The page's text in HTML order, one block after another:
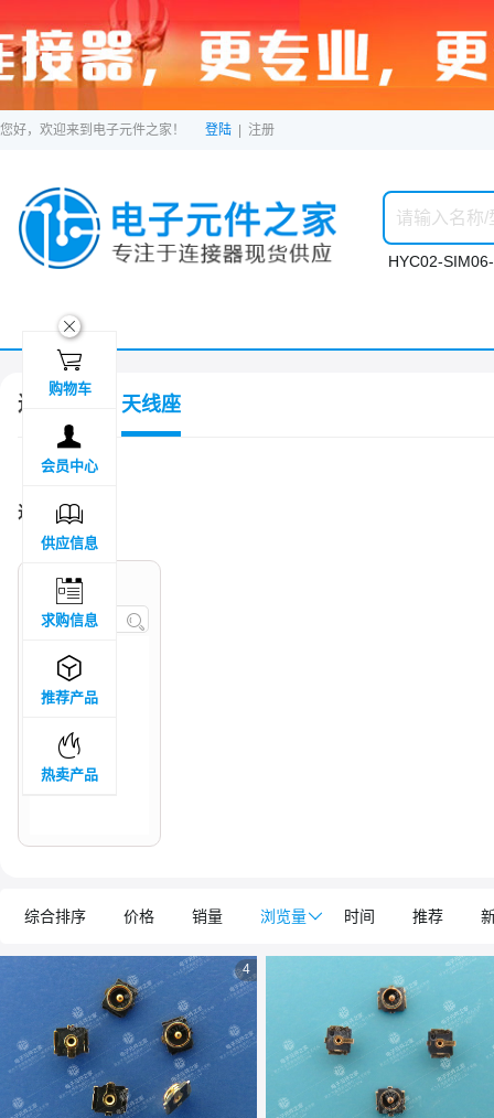
您好，欢迎来到电子元件之家！ 登陆 注册
HYC02-
连接器 天线座
过滤结果 :
品牌属地

综合排序 价格 销量 浏览量 时间 推荐
4
ဆ

购物车

会员中心

供应信息

求购信息

推荐产品

热卖产品